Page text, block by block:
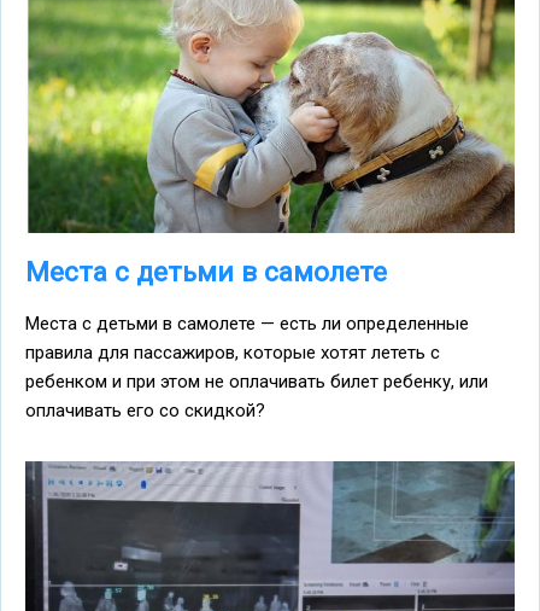
Места с детьми в самолете
Места с детьми в самолете — есть ли определенные
правила для пассажиров, которые хотят лететь с
ребенком и при этом не оплачивать билет ребенку, или
оплачивать его со скидкой?